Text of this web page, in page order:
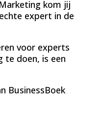
kom jij
expert in de
voor experts
te doen, is een
BusinessBoek